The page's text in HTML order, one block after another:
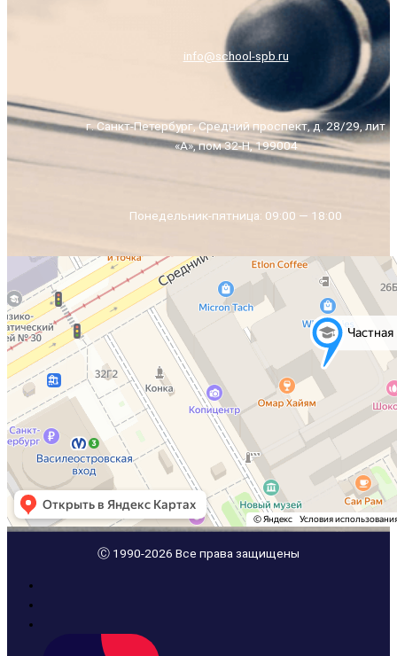
info@school-spb.ru
г. Санкт-Петербург, Средний проспект, д. 28/29, лит
«А», пом 32-Н, 199004
Понедельник-пятница: 09:00 — 18:00
Ⓒ 1990-2026 Все права защищены